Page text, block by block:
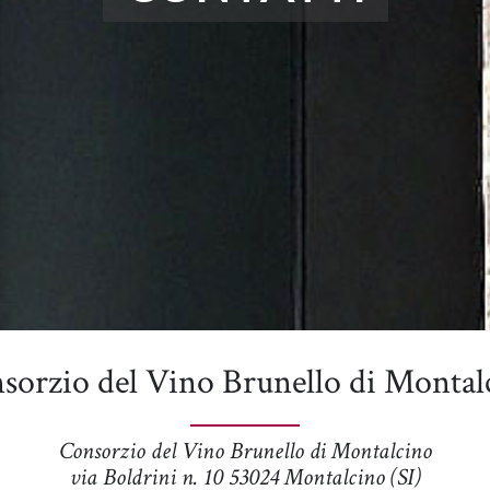
del Vino Brunello di
Consorzio del Vino Brunello di Montalcino
via Boldrini n. 10 53024 Montalcino (SI)